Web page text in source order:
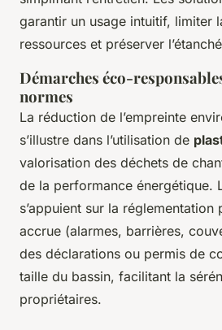
garantir un usage intuitif, limiter
ressources et préserver
Démarches éco-
normes
La réduction de l’empreinte
s’illustre dans l’utilisation de
valorisation des déchets de
de la performance énergétique.
s’appuient sur la réglementation
accrue (alarmes, barrières,
des déclarations ou permis de
taille du bassin, facilitant la
propriétaires.